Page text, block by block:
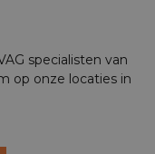
specialisten van
op onze locaties in